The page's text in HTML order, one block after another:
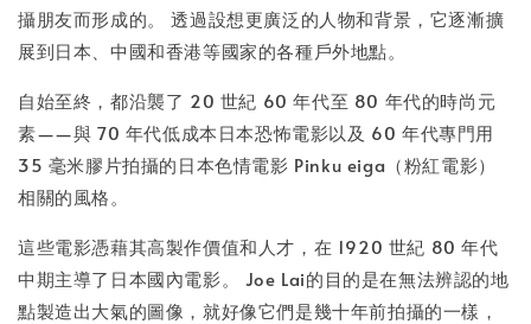
攝朋友而形成的。 透過設想更廣泛的人物和背景，它逐漸擴
展到日本、中國和香港等國家的各種戶外地點。
自始至終，都沿襲了 20 世紀 60 年代至 80 年代的時尚元
素——與 70 年代低成本日本恐怖電影以及 60 年代專門用
35 毫米膠片拍攝的日本色情電影 Pinku eiga（粉紅電影）
相關的風格。
這些電影憑藉其高製作價值和人才，在 1920 世紀 80 年代
中期主導了日本國內電影。 Joe Lai的目的是在無法辨認的地
點製造出大氣的圖像，就好像它們是幾十年前拍攝的一樣，